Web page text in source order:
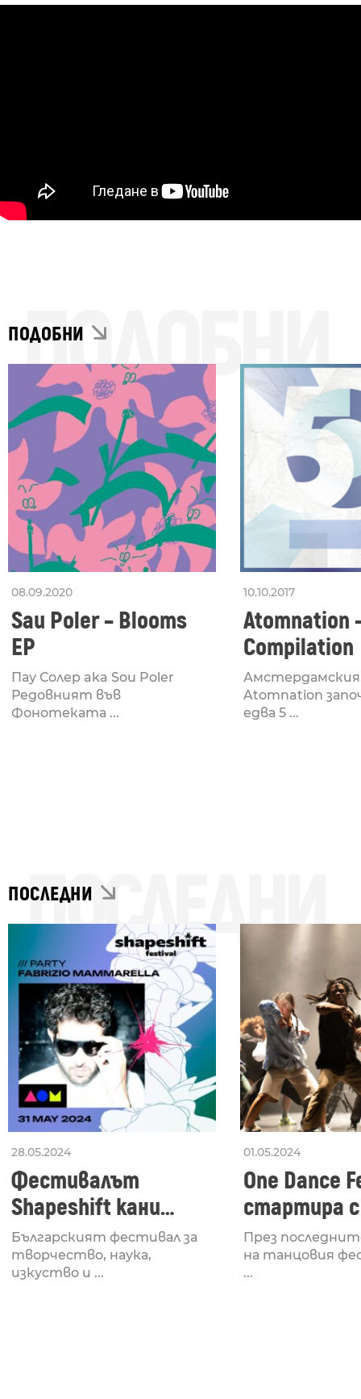
ПОДОБНИ
ПОДОБНИ
08.09.2020
Sau Poler – Blooms
EP
Пау Солер aka Sou Poler
Редовният във
Фонотеката ...
10.10.2017
Atomnation
Compilation
Atomnation
едва 5 ...
ПОСЛЕДНИ
ПОСЛЕДНИ
28.05.2024
Фестивалът
Shapeshift кани
Fabrizio Mammarella
за откриването си
Българският фестивал за
творчество, наука,
изкуство и ...
01.05.2024
One Dance
стартира
Lucid,
рейв
През
на танцовия
...